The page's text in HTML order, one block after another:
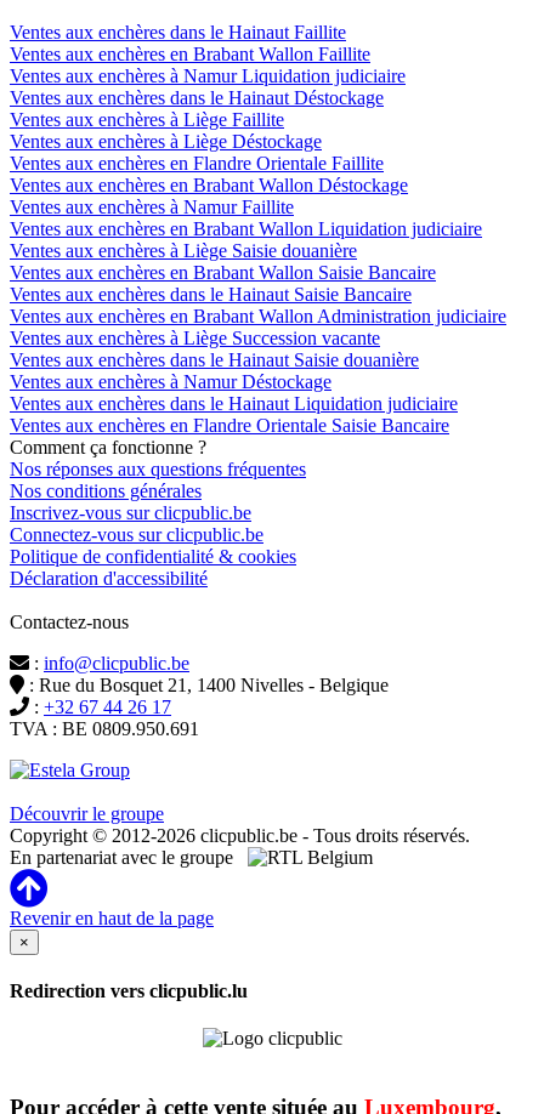
Ventes aux enchères dans le Hainaut Faillite
Ventes aux enchères en Brabant Wallon Faillite
Ventes aux enchères à Namur Liquidation judiciaire
Ventes aux enchères dans le Hainaut Déstockage
Ventes aux enchères à Liège Faillite
Ventes aux enchères à Liège Déstockage
Ventes aux enchères en Flandre Orientale Faillite
Ventes aux enchères en Brabant Wallon Déstockage
Ventes aux enchères à Namur Faillite
Ventes aux enchères en Brabant Wallon Liquidation judiciaire
Ventes aux enchères à Liège Saisie douanière
Ventes aux enchères en Brabant Wallon Saisie Bancaire
Ventes aux enchères dans le Hainaut Saisie Bancaire
Ventes aux enchères en Brabant Wallon Administration judiciaire
Ventes aux enchères à Liège Succession vacante
Ventes aux enchères dans le Hainaut Saisie douanière
Ventes aux enchères à Namur Déstockage
Ventes aux enchères dans le Hainaut Liquidation judiciaire
Ventes aux enchères en Flandre Orientale Saisie Bancaire
Comment ça fonctionne ?
Nos réponses aux questions fréquentes
Nos conditions générales
Inscrivez-vous sur clicpublic.be
Connectez-vous sur clicpublic.be
Politique de confidentialité & cookies
Déclaration d'accessibilité
Contactez-nous
: info@clicpublic.be
: Rue du Bosquet 21, 1400 Nivelles - Belgique
: +32 67 44 26 17
TVA : BE 0809.950.691
Découvrir le groupe
Copyright © 2012-2026 clicpublic.be - Tous droits réservés.
En partenariat avec le groupe
Revenir en haut de la page
×
Redirection vers clicpublic.lu
Pour accéder à cette vente située au Luxembourg,